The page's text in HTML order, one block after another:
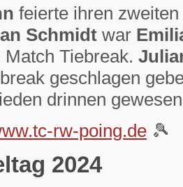
feierte ihren
Schmidt war
Tiebreak.
geschlagen
drinnen
rw-poing.de 🎾
2024